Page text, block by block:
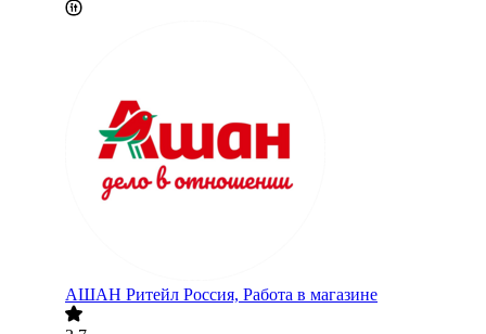
АШАН Ритейл Россия, Работа в магазине